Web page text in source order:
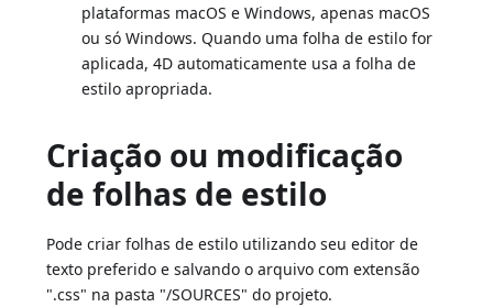
plataformas macOS e Windows, apenas macOS
ou só Windows. Quando uma folha de estilo for
aplicada, 4D automaticamente usa a folha de
estilo apropriada.
Criação ou modificação
de folhas de estilo
Pode criar folhas de estilo utilizando seu editor de
texto preferido e salvando o arquivo com extensão
".css" na pasta "/SOURCES" do projeto.